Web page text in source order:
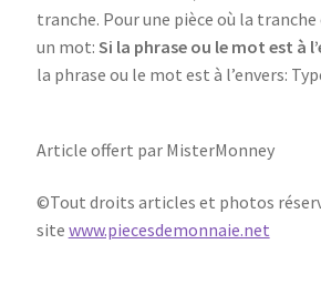
tranche. Pour une pièce où la tranche
un mot: Si la phrase ou le mot est à
la phrase ou le mot est à l’envers:
Article offert par MisterMonney
©Tout droits articles et photos
site www.piecesdemonnaie.net